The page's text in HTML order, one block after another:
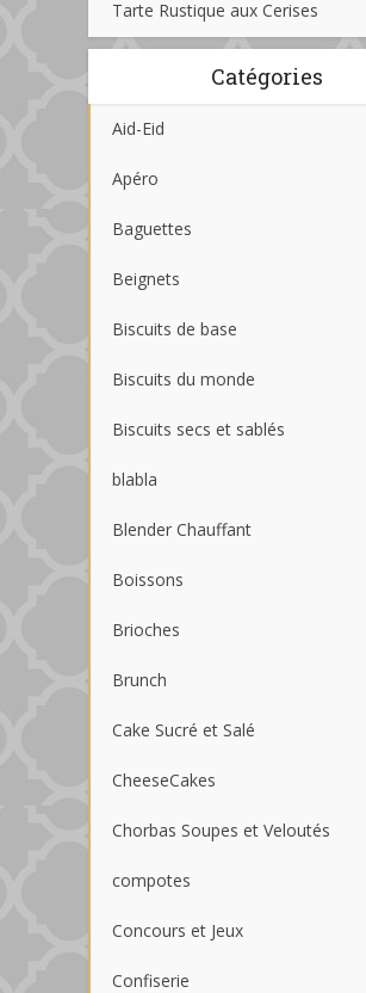
Tarte Rustique aux Cerises
Catégories
Aid-Eid
Apéro
Baguettes
Beignets
Biscuits de base
Biscuits du monde
Biscuits secs et sablés
blabla
Blender Chauffant
Boissons
Brioches
Brunch
Cake Sucré et Salé
CheeseCakes
Chorbas Soupes et Veloutés
compotes
Concours et Jeux
Confiserie